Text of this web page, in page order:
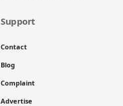
Support
Contact
Blog
Complaint
Advertise